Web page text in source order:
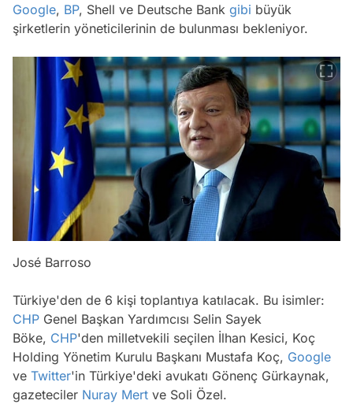
Google, BP, Shell ve Deutsche Bank gibi büyük
şirketlerin yöneticilerinin de bulunması bekleniyor.
José Barroso
Türkiye'den de 6 kişi toplantıya katılacak. Bu isimler:
CHP Genel Başkan Yardımcısı Selin Sayek
Böke, CHP'den milletvekili seçilen İlhan Kesici, Koç
Holding Yönetim Kurulu Başkanı Mustafa Koç, Google
ve Twitter'in Türkiye'deki avukatı Gönenç Gürkaynak,
gazeteciler Nuray Mert ve Soli Özel.